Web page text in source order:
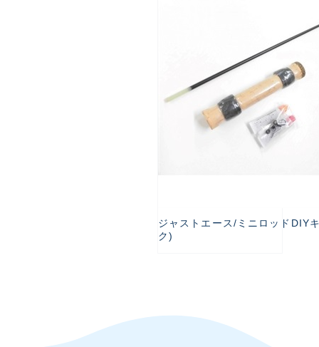
ジャストエース/ミニロッドDIY
ク)